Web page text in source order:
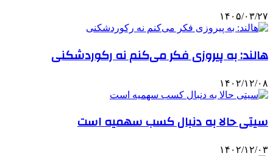
۱۴۰۵/۰۳/۲۷
هالند: به پیروزی فکر می‌کنم نه رکوردشکنی
۱۴۰۲/۱۲/۰۸
سیتی حالا به دنبال کسب سهمیه است
۱۴۰۲/۱۲/۰۳